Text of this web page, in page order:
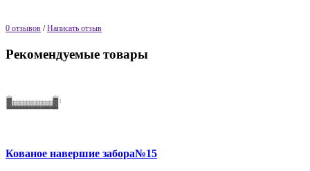
0 отзывов /Написать отзыв
Рекомендуемые товары
Кованое навершие забора№15